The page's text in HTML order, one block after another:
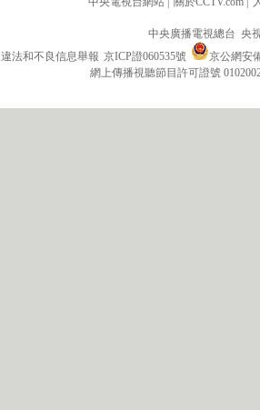
中央廣播電視總台 央
違法和不良信息舉報 京ICP證060535號
京公網安
網上傳播視聽節目許可證號